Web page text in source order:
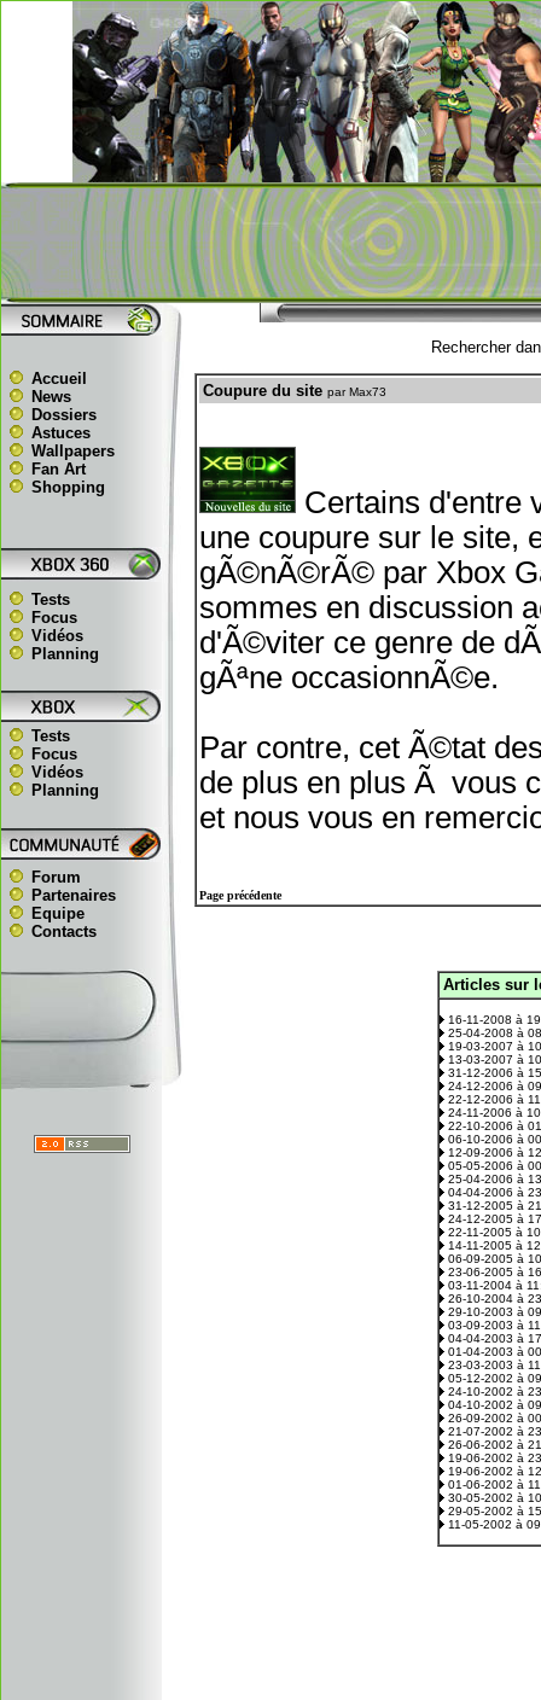
Accueil
News
Dossiers
Astuces
Wallpapers
Fan Art
Shopping
Tests
Focus
Vidéos
Planning
Tests
Focus
Vidéos
Planning
Forum
Partenaires
Equipe
Contacts
Rechercher
Coupure du site par Max73
Certains d'entre
une coupure sur le site,
gÃ©nÃ©rÃ© par Xbox
sommes en discussion
d'Ã©viter ce genre de
gÃªne occasionnÃ©e.
Par contre, cet Ã©tat
de plus en plus Ã vous
et nous vous en
Page précédente
Articles sur
16-11-2008 à
25-04-2008 à
19-03-2007 à
13-03-2007 à
31-12-2006 à
24-12-2006 à
22-12-2006 à
24-11-2006 à
22-10-2006 à
06-10-2006 à
12-09-2006 à
05-05-2006 à
25-04-2006 à
04-04-2006 à
31-12-2005 à
24-12-2005 à
22-11-2005 à
14-11-2005 à
06-09-2005 à
23-06-2005 à
03-11-2004 à
26-10-2004 à
29-10-2003 à
03-09-2003 à
04-04-2003 à
01-04-2003 à
23-03-2003 à
05-12-2002 à
24-10-2002 à
04-10-2002 à
26-09-2002 à
21-07-2002 à
26-06-2002 à
19-06-2002 à
19-06-2002 à
01-06-2002 à
30-05-2002 à
29-05-2002 à
11-05-2002 à